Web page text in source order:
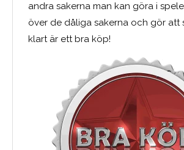
andra sakerna man kan göra i
över de dåliga sakerna och gör att
klart är ett bra köp!